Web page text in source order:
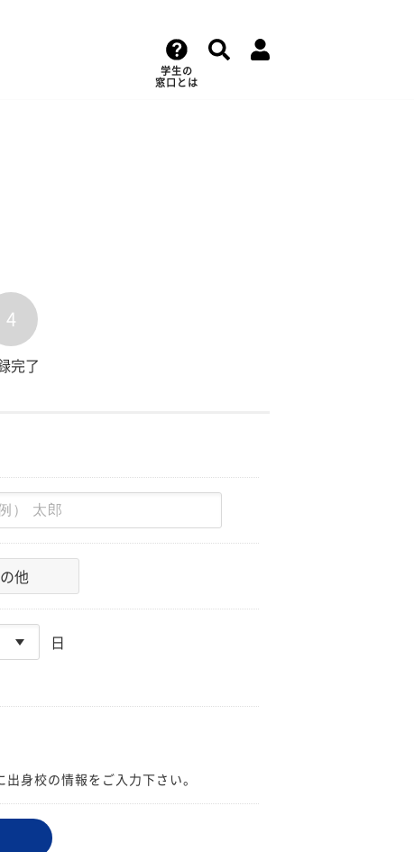
学生の
窓口とは
4
完了
他
日
身校の情報をご入力下さい。